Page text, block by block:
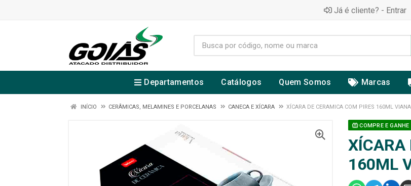
Já é cliente? - Entrar
Departamentos Catálogos Quem Somos Marcas
INÍCIO CERÂMICAS, MELAMINES E PORCELANAS CANECA E XÍCARA XÍCARA DE CERAMICA COM PIRES 160ML
COMPRE E GANHE
XÍCARA
160ML